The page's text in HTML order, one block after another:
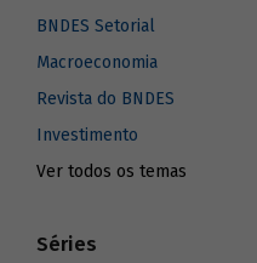
BNDES Setorial
Macroeconomia
Revista do BNDES
Investimento
Ver todos os temas
Séries